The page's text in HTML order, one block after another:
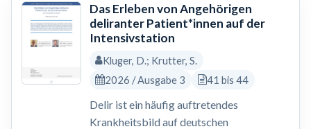
Das Erleben von Angehörigen
deliranter Patient*innen auf der
Intensivstation
Kluger, D.; Krutter, S.
2026 / Ausgabe 3
41 bis 44
Delir ist ein häufig auftretendes
Krankheitsbild auf deutschen